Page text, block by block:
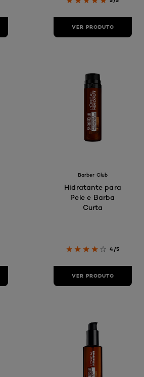
VER PRODUTO
Barber Club
Hidratante para
Pele e Barba
Curta
4/5
VER PRODUTO